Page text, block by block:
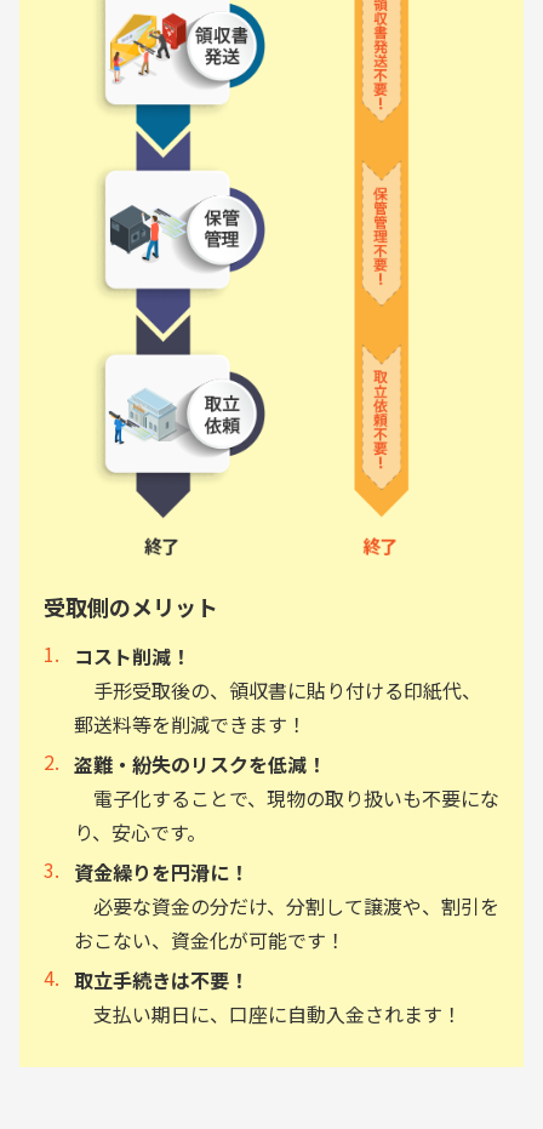
受取側のメリット
コスト削減！
手形受取後の、領収書に貼り付ける印紙代、
郵送料等を削減できます！
盗難・紛失のリスクを低減！
電子化することで、現物の取り扱いも不要にな
り、安心です。
資金繰りを円滑に！
必要な資金の分だけ、分割して譲渡や、割引を
おこない、資金化が可能です！
取立手続きは不要！
支払い期日に、口座に自動入金されます！